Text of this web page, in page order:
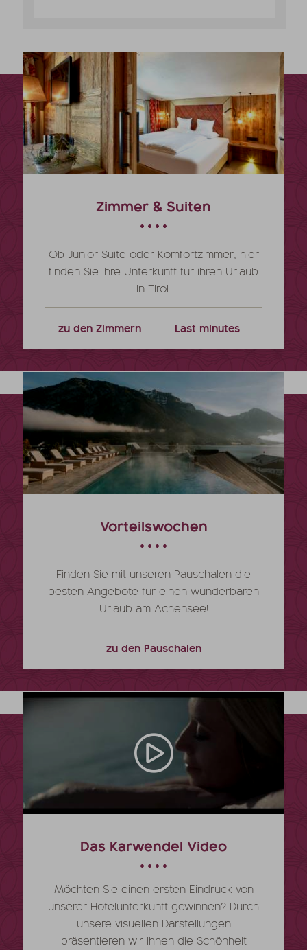
Zimmer & Suiten
Ob Junior Suite oder Komfortzimmer, hier
finden Sie Ihre Unterkunft für ihren Urlaub
in Tirol.
zu den Zimmern Last minutes
Vorteilswochen
Finden Sie mit unseren Pauschalen die
besten Angebote für einen wunderbaren
Urlaub am Achensee!
zu den Pauschalen
Das Karwendel Video
Möchten Sie einen ersten Eindruck von
unserer Hotelunterkunft gewinnen? Durch
unsere visuellen Darstellungen
präsentieren wir Ihnen die Schönheit